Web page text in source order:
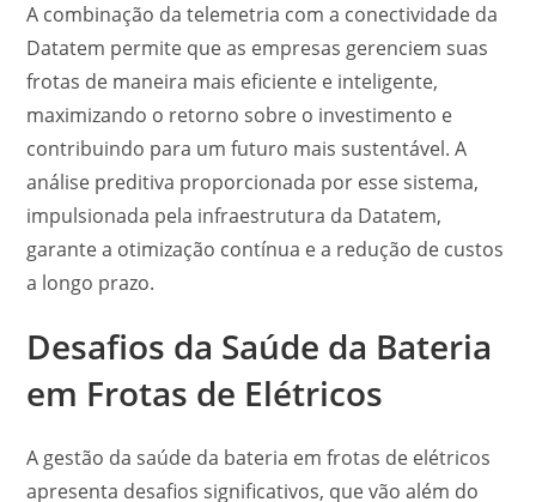
A combinação da telemetria com a conectividade da
Datatem permite que as empresas gerenciem suas
frotas de maneira mais eficiente e inteligente,
maximizando o retorno sobre o investimento e
contribuindo para um futuro mais sustentável. A
análise preditiva proporcionada por esse sistema,
impulsionada pela infraestrutura da Datatem,
garante a otimização contínua e a redução de custos
a longo prazo.
Desafios da Saúde da Bateria
em Frotas de Elétricos
A gestão da saúde da bateria em frotas de elétricos
apresenta desafios significativos, que vão além do